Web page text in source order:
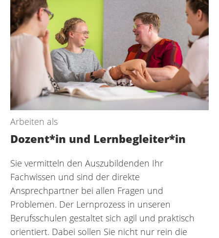
Arbeiten als
Dozent*in und Lernbegleiter*in
Sie vermitteln den Auszubildenden Ihr
Fachwissen und sind der direkte
Ansprechpartner bei allen Fragen und
Problemen. Der Lernprozess in unseren
Berufsschulen gestaltet sich agil und praktisch
orientiert. Dabei sollen Sie nicht nur rein die